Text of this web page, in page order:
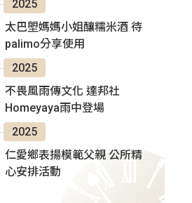
2025
太巴塱媽媽小姐釀糯米酒 待
palimo分享使用
2025
不畏風雨傳文化 達邦社
Homeyaya雨中登場
2025
仁愛鄉表揚模範父親 公所精
心安排活動